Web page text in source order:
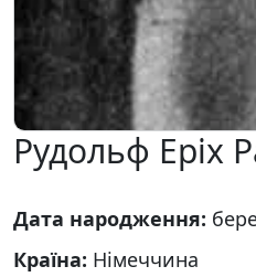
Рудольф Еріх
Дата народження:
Країна: Німеччина